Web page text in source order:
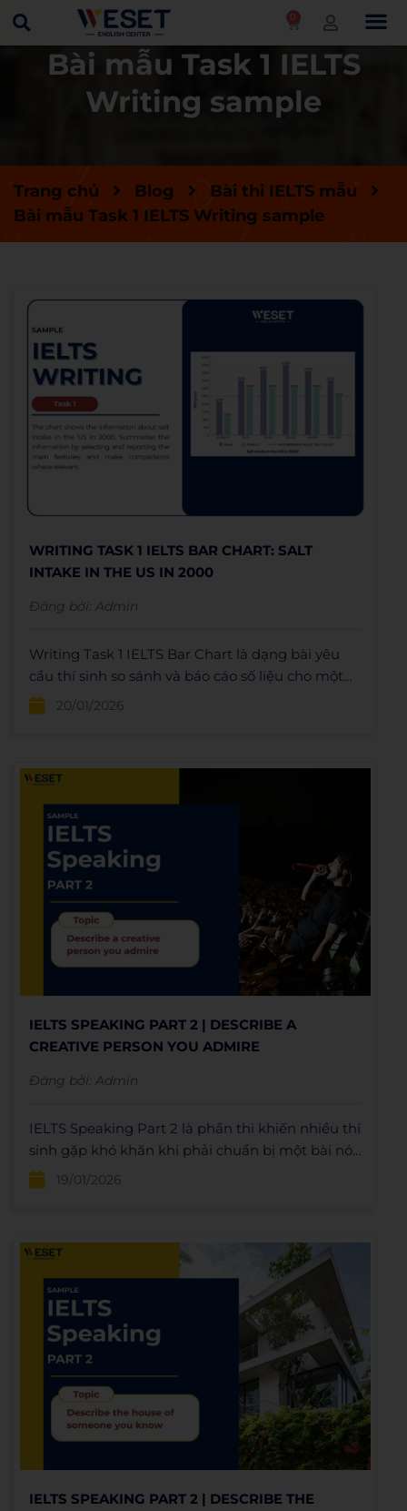
0
Bài mẫu Task 1 IELTS
Writing sample
Trang chủ Blog
Bài thi IELTS mẫu
Bài mẫu Task 1 IELTS Writing sample
WRITING TASK 1 IELTS BAR CHART: SALT
INTAKE IN THE US IN 2000
Đăng bởi: Admin
Writing Task 1 IELTS Bar Chart là dạng bài yêu
cầu thí sinh so sánh và báo cáo số liệu cho một
biểu đồ cụ thể.
20/01/2026
IELTS SPEAKING PART 2 | DESCRIBE A
CREATIVE PERSON YOU ADMIRE
Đăng bởi: Admin
IELTS Speaking Part 2 là phần thi khiến nhiều thí
sinh gặp khó khăn khi phải chuẩn bị một bài nói
dài, đáp ứng đủ 1-2 phút.
19/01/2026
IELTS SPEAKING PART 2 | DESCRIBE THE